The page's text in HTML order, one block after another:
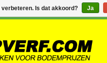
€0,00
winkelwagenIs dat akkoord? Ja